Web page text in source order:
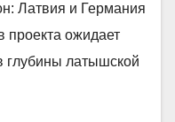
Латвия и Германия
проекта ожидает
глубины латышской